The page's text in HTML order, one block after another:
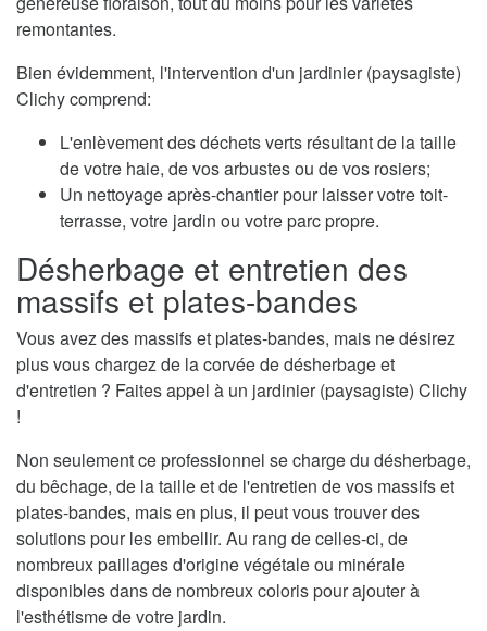
remontantes.
Bien évidemment, l'intervention d'un jardinier (paysagiste)
Clichy comprend:
L'enlèvement des déchets verts résultant de la taille
de votre haie, de vos arbustes ou de vos rosiers;
Un nettoyage après-chantier pour laisser votre toit-
terrasse, votre jardin ou votre parc propre.
Désherbage et entretien des
massifs et plates-bandes
Vous avez des massifs et plates-bandes, mais ne désirez
plus vous chargez de la corvée de désherbage et
d'entretien ? Faites appel à un jardinier (paysagiste) Clichy
!
Non seulement ce professionnel se charge du désherbage,
du bêchage, de la taille et de l'entretien de vos massifs et
plates-bandes, mais en plus, il peut vous trouver des
solutions pour les embellir. Au rang de celles-ci, de
nombreux paillages d'origine végétale ou minérale
disponibles dans de nombreux coloris pour ajouter à
l'esthétisme de votre jardin.